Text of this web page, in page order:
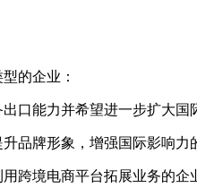
的企业：
能力并希望进一步扩大国
牌形象，增强国际影响力
境电商平台拓展业务的企